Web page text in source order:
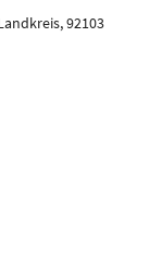
92103